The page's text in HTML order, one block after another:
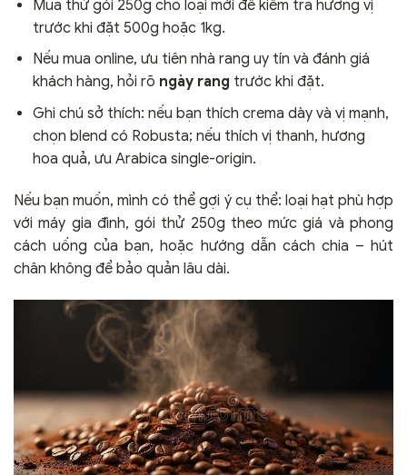
Mua thử gói 250g cho loại mới để kiểm tra hương vị
trước khi đặt 500g hoặc 1kg.
Nếu mua online, ưu tiên nhà rang uy tín và đánh giá
khách hàng, hỏi rõ ngày rang trước khi đặt.
Ghi chú sở thích: nếu bạn thích crema dày và vị mạnh,
chọn blend có Robusta; nếu thích vị thanh, hương
hoa quả, ưu Arabica single-origin.
Nếu bạn muốn, mình có thể gợi ý cụ thể: loại hạt phù hợp
với máy gia đình, gói thử 250g theo mức giá và phong
cách uống của bạn, hoặc hướng dẫn cách chia – hút
chân không để bảo quản lâu dài.